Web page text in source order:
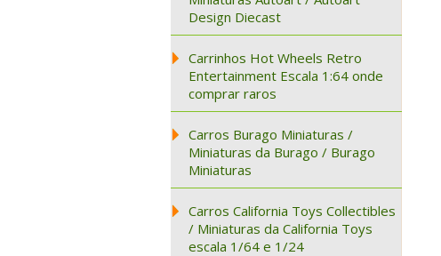
Design Diecast
Carrinhos Hot Wheels Retro
Entertainment Escala 1:64 onde
comprar raros
Carros Burago Miniaturas /
Miniaturas da Burago / Burago
Miniaturas
Carros California Toys Collectibles
/ Miniaturas da California Toys
escala 1/64 e 1/24